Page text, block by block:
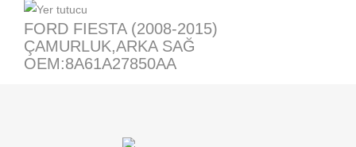
FORD FIESTA (2008-2015)
ÇAMURLUK,ARKA SAĞ
OEM:8A61A27850AA